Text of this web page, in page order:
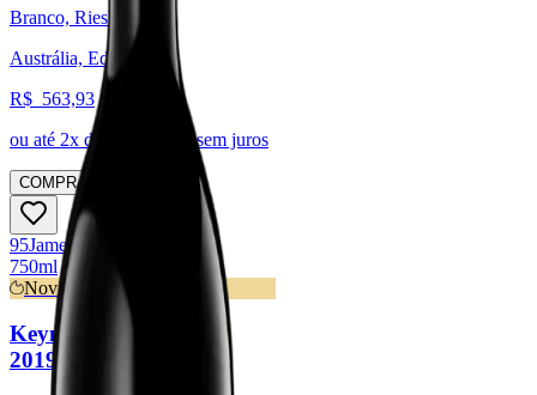
Branco, Riesling
Austrália, Eden Valley
R$ 563,93
ou até 2x de R$ sem juros
COMPRAR
95James
750ml
Novidade
Keyneton Euphonium
2019 (Henschke)